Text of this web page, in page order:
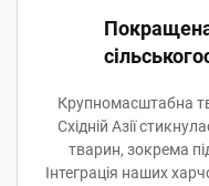
Покращена
Крупномасштабна
Східній Азії
тварин, зокрема
Інтеграція наших